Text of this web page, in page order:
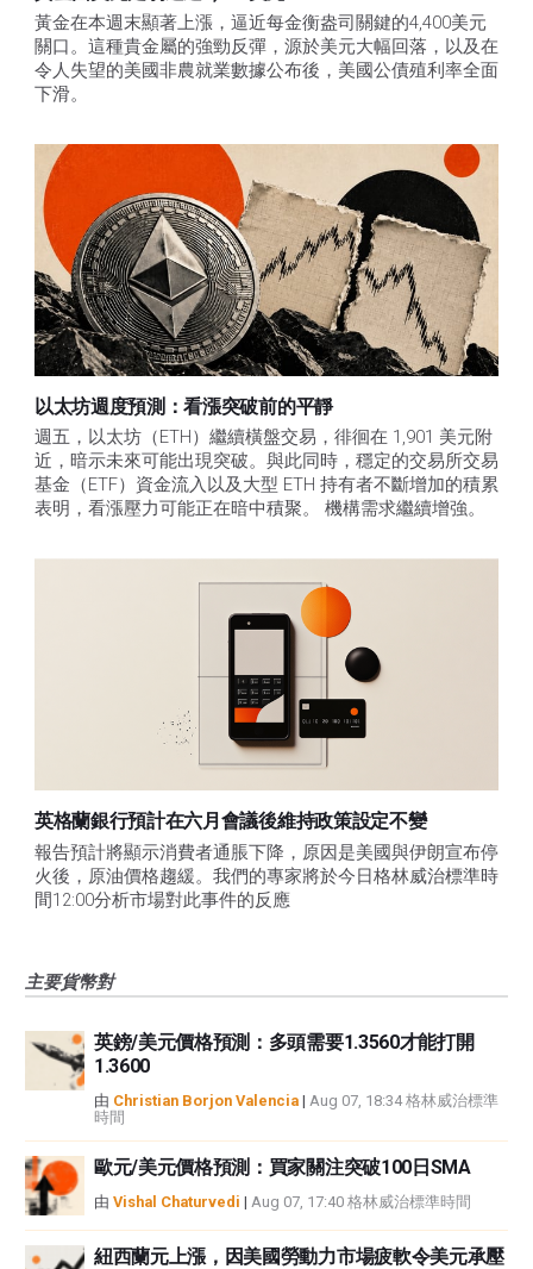
黃金在本週末顯著上漲，逼近每金衡盎司關鍵的4,400美元
關口。這種貴金屬的強勁反彈，源於美元大幅回落，以及在
令人失望的美國非農就業數據公布後，美國公債殖利率全面
下滑。
以太坊週度預測：看漲突破前的平靜
週五，以太坊（ETH）繼續橫盤交易，徘徊在 1,901 美元附
近，暗示未來可能出現突破。與此同時，穩定的交易所交易
基金（ETF）資金流入以及大型 ETH 持有者不斷增加的積累
表明，看漲壓力可能正在暗中積聚。 機構需求繼續增強。
英格蘭銀行預計在六月會議後維持政策設定不變
報告預計將顯示消費者通脹下降，原因是美國與伊朗宣布停
火後，原油價格趨緩。我們的專家將於今日格林威治標準時
間12:00分析市場對此事件的反應
主要貨幣對
英鎊/美元價格預測：多頭需要1.3560才能打開
1.3600
由 Christian Borjon Valencia | Aug 07, 18:34 格林威治標準
時間
歐元/美元價格預測：買家關注突破100日SMA
由 Vishal Chaturvedi | Aug 07, 17:40 格林威治標準時間
紐西蘭元上漲，因美國勞動力市場疲軟令美元承壓